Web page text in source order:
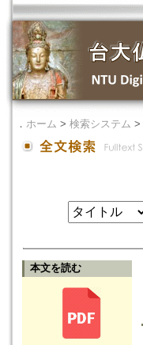
． ホーム > 検索システム >
本文を読む